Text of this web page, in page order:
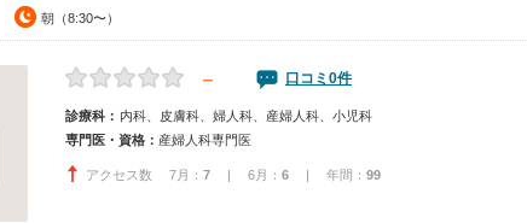
朝（8:30〜）
－ 口コミ0件
診療科： 内科、皮膚科、婦人科、産婦人科、小児科
専門医・資格： 産婦人科専門医
アクセス数 7月： 7 | 6月： 6 | 年間： 99